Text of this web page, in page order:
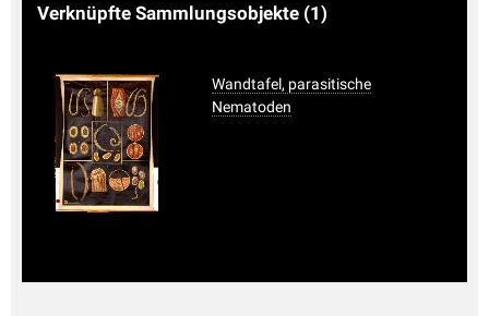
Verknüpfte Sammlungsobjekte (1)
Wandtafel, parasitische
Nematoden